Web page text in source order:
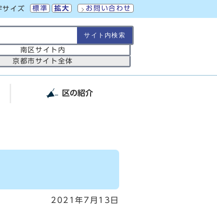
サイズ 標準 拡大 お問い合わせ
南区サイト内
京都市サイト全体
区の紹介
2021年7月13日